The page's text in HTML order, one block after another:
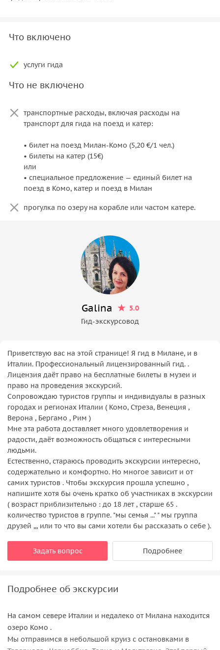
Что включено
услуги гида
Что не включено
транспортные расходы, включая расходы на
транспорт для гида на поезд и катер:
• билет на поезд Милан-Комо (5,20 €/1 чел.)
• билеты на катер (15€)
или
• специальное предложение — единый билет на
прогулка по озеру на корабле или частом катере.
Galina
5.0
Гид-экскурсовод
Приветствую вас на этой странице! Я гид в Милане, и в
Италии. Профессиональный лицензированный гид. .
Лицензия даёт право на бесплатные билеты в музеи и
право на проведения экскурсий.
Сопровождаю туристов группы и индивидуалы в разных
городах и регионах Италии ( Комо, Стреза, Венеция ,
Верона , Бергамо , Рим )
Мне эта работа доставляет много удовлетворения и
радости, даёт возможность общаться с интересными
людьми.
Естественно, стараюсь проводить экскурсии интересно,
содержательно и комфортно. Но многое зависит и от
самих туристов . Чтобы экскурсия прошла успешно ,
напишите хотя бы очень кратко об участниках в экскурсии
( возраст приблизительно : до 18 лет , старше 65 .
количество туристов в группе. "мы семья ..." " мы группа
друзей ,,, или то что вы сами хотели бы рассказать о себе ).
Задать вопрос Подробнее
Подробнее об экскурсии
На самом севере Италии и недалеко от Милана находится
озеро Комо .
Мы отправимся в небольшой круиз с остановками в